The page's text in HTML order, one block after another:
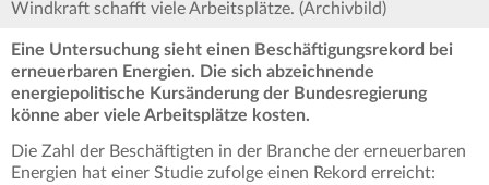
Windkraft schafft viele Arbeitsplätze. (Archivbild)
Eine Untersuchung sieht einen Beschäftigungsrekord bei
erneuerbaren Energien. Die sich abzeichnende
energiepolitische Kursänderung der Bundesregierung
könne aber viele Arbeitsplätze kosten.
Die Zahl der Beschäftigten in der Branche der erneuerbaren
Energien hat einer Studie zufolge einen Rekord erreicht: